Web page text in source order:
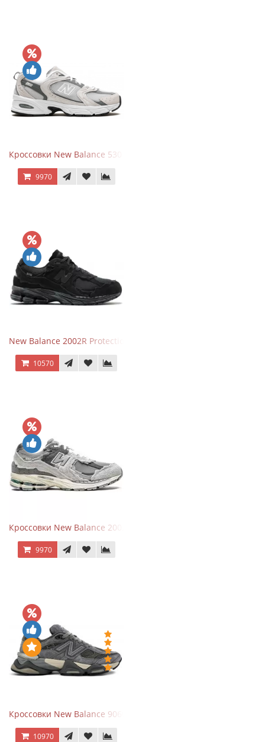
Кроссовки New Balance 530 Grey Matter Harbor Grey
9970
New Balance 2002R Protection Phantom Black
10570
Кроссовки New Balance 2002R Protection Pack Grey
9970
Кроссовки New Balance 9060 x Joe Freshgoods Dark Grey
10970